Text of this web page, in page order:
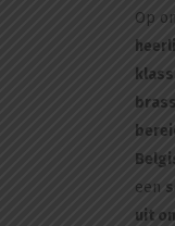
Op
een
uit